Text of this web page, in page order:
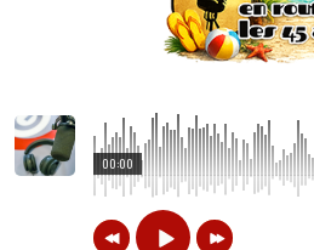
00:00